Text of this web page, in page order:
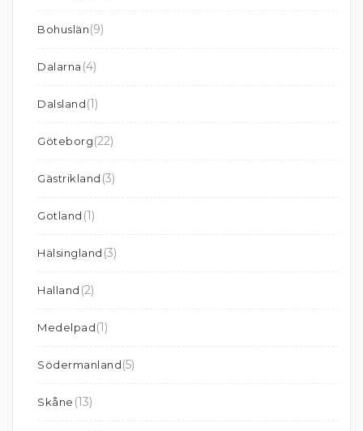
Bohuslän(9)
Dalarna (4)
Dalsland(1)
Göteborg(22)
Gästrikland (3)
Gotland (1)
Hälsingland (3)
Halland (2)
Medelpad(1)
Södermanland(5)
Skåne (13)